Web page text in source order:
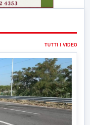
TUTTI I VIDEO